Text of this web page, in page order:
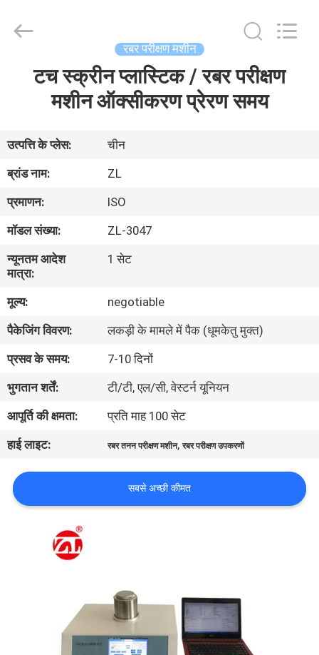
वीडियो
हमारे
बारे
में
कारखाना
भ्रमण
गुणवत्ता
नियंत्रण
संपर्क
करें
Technology
रबर परीक्षण मशीन
टच स्क्रीन प्लास्टिक / रबर परीक्षण
मशीन ऑक्सीकरण प्रेरण समय
उत्पत्ति के प्लेस:
चीन
ब्रांड नाम:
ZL
प्रमाणन:
ISO
मॉडल संख्या:
ZL-3047
न्यूनतम आदेश
मात्रा:
1 सेट
मूल्य:
negotiable
पैकेजिंग विवरण:
लकड़ी के मामले में पैक (धूमकेतु मुक्त)
प्रसव के समय:
7-10 दिनों
भुगतान शर्तें:
टी/टी, एल/सी, वेस्टर्न यूनियन
आपूर्ति की क्षमता:
प्रति माह 100 सेट
हाई लाइट:
रबर तनन परीक्षण मशीन,रबर परीक्षण उपकरणों
सबसे अच्छी कीमत